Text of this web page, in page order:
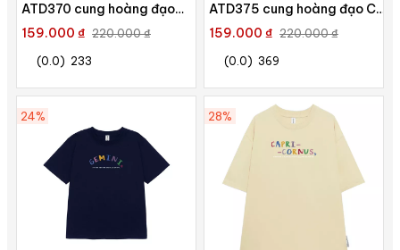
ATD370 cung hoàng đạo
Bảo Bình AQUARIUS Miucho
typography
159.000 ₫ 220.000 ₫
(0.0) 233
ATD375 cung hoàng đạo Cự
Giải CANCER Miucho cotton
159.000 ₫ 220.000 ₫
(0.0) 369
24% 28%